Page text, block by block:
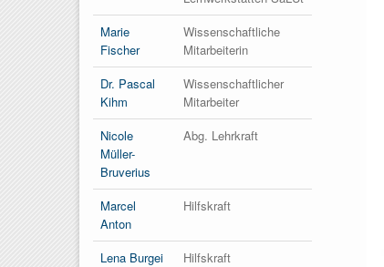
Marie
Fischer
Wissenschaftliche
Mitarbeiterin
Dr. Pascal
Kihm
Wissenschaftlicher
Mitarbeiter
Nicole
Müller-
Bruverius
Abg. Lehrkraft
Marcel
Anton
Hilfskraft
Lena Burgei
Hilfskraft